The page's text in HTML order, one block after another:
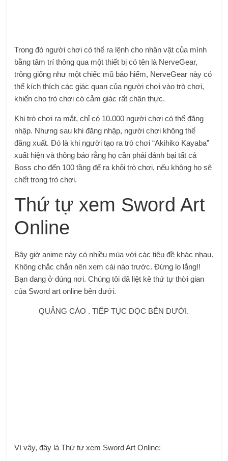
Trong đó người chơi có thể ra lệnh cho nhân vật của mình
bằng tâm trí thông qua một thiết bị có tên là NerveGear,
trông giống như một chiếc mũ bảo hiểm, NerveGear này có
thể kích thích các giác quan của người chơi vào trò chơi,
khiến cho trò chơi có cảm giác rất chân thực.
Khi trò chơi ra mắt, chỉ có 10.000 người chơi có thể đăng
nhập. Nhưng sau khi đăng nhập, người chơi không thể
đăng xuất. Đó là khi người tạo ra trò chơi “Akihiko Kayaba”
xuất hiện và thông báo rằng họ cần phải đánh bại tất cả
Boss cho đến 100 tầng để ra khỏi trò chơi, nếu không họ sẽ
chết trong trò chơi.
Thứ tự xem Sword Art
Online
Bây giờ anime này có nhiều mùa với các tiêu đề khác nhau.
Không chắc chắn nên xem cái nào trước. Đừng lo lắng!!
Bạn đang ở đúng nơi. Chúng tôi đã liệt kê thứ tự thời gian
của Sword art online bên dưới.
QUẢNG CÁO . TIẾP TỤC ĐỌC BÊN DƯỚI.
Vì vậy, đây là Thứ tự xem Sword Art Online: